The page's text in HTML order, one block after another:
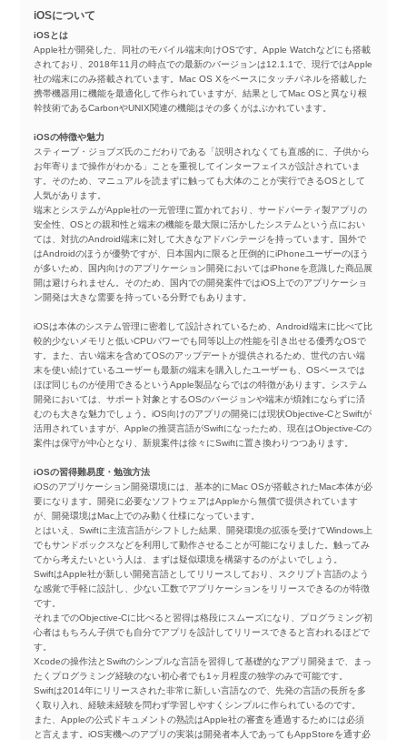
iOSについて
iOSとは
Apple社が開発した、同社のモバイル端末向けOSです。Apple Watchなどにも搭載
されており、2018年11月の時点での最新のバージョンは12.1.1で、現行ではApple
社の端末にのみ搭載されています。Mac OS Xをベースにタッチパネルを搭載した
携帯機器用に機能を最適化して作られていますが、結果としてMac OSと異なり根
幹技術であるCarbonやUNIX関連の機能はその多くがはぶかれています。
iOSの特徴や魅力
スティーブ・ジョブズ氏のこだわりである「説明されなくても直感的に、子供から
お年寄りまで操作がわかる」ことを重視してインターフェイスが設計されていま
す。そのため、マニュアルを読まずに触っても大体のことが実行できるOSとして
人気があります。
端末とシステムがApple社の一元管理に置かれており、サードパーティ製アプリの
安全性、OSとの親和性と端末の機能を最大限に活かしたシステムという点におい
ては、対抗のAndroid端末に対して大きなアドバンテージを持っています。国外で
はAndroidのほうが優勢ですが、日本国内に限ると圧倒的にiPhoneユーザーのほう
が多いため、国内向けのアプリケーション開発においてはiPhoneを意識した商品展
開は避けられません。そのため、国内での開発案件ではiOS上でのアプリケーショ
ン開発は大きな需要を持っている分野でもあります。
iOSは本体のシステム管理に密着して設計されているため、Android端末に比べて比
較的少ないメモリと低いCPUパワーでも同等以上の性能を引き出せる優秀なOSで
す。また、古い端末を含めてOSのアップデートが提供されるため、世代の古い端
末を使い続けているユーザーも最新の端末を購入したユーザーも、OSベースでは
ほぼ同じものが使用できるというApple製品ならではの特徴があります。システム
開発においては、サポート対象とするOSのバージョンや端末が煩雑にならずに済
むのも大きな魅力でしょう。iOS向けのアプリの開発には現状Objective-CとSwiftが
活用されていますが、Appleの推奨言語がSwiftになったため、現在はObjective-Cの
案件は保守が中心となり、新規案件は徐々にSwiftに置き換わりつつあります。
iOSの習得難易度・勉強方法
iOSのアプリケーション開発環境には、基本的にMac OSが搭載されたMac本体が必
要になります。開発に必要なソフトウェアはAppleから無償で提供されています
が、開発環境はMac上でのみ動く仕様になっています。
とはいえ、Swiftに主流言語がシフトした結果、開発環境の拡張を受けてWindows上
でもサンドボックスなどを利用して動作させることが可能になりました。触ってみ
てから考えたいという人は、まずは疑似環境を構築するのがよいでしょう。
SwiftはApple社が新しい開発言語としてリリースしており、スクリプト言語のよう
な感覚で手軽に設計し、少ない工数でアプリケーションをリリースできるのが特徴
です。
それまでのObjective-Cに比べると習得は格段にスムーズになり、プログラミング初
心者はもちろん子供でも自分でアプリを設計してリリースできると言われるほどで
す。
Xcodeの操作法とSwiftのシンプルな言語を習得して基礎的なアプリ開発まで、まっ
たくプログラミング経験のない初心者でも1ヶ月程度の独学のみで可能です。
Swiftは2014年にリリースされた非常に新しい言語なので、先発の言語の長所を多
く取り入れ、経験未経験を問わず学習しやすくシンプルに作られているのです。
また、Appleの公式ドキュメントの熟読はApple社の審査を通過するためには必須
と言えます。iOS実機へのアプリの実装は開発者本人であってもAppStoreを通す必